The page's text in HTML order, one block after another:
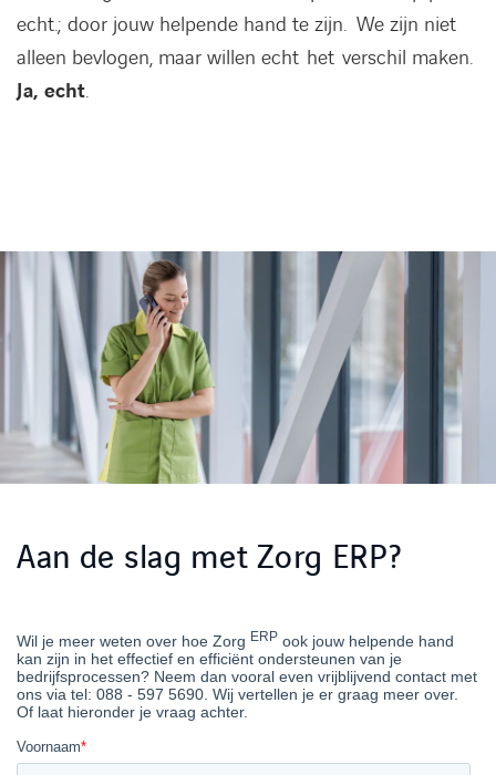
echt.; door jouw helpende hand te zijn. We zijn niet
alleen bevlogen, maar willen echt het verschil maken.
Ja, echt.
Aan de slag met Zorg ERP?